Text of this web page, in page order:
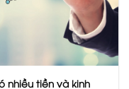
nhiều tiền và kinh